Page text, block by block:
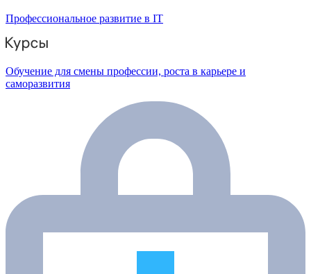
Профессиональное развитие в IT
Обучение для смены профессии, роста в карьере и
саморазвития